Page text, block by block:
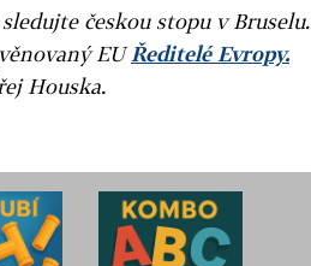
českou stopu v Bruselu.
EUŘeditelé Evropy.
Houska.